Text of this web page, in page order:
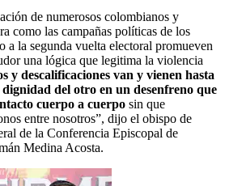
de numerosos colombianos y
como las campañas políticas de los
a la segunda vuelta electoral promueven
una lógica que legitima la violencia
y descalificaciones van y vienen hasta
del otro en un desenfreno que
cuerpo a cuerpo sin que
entre nosotros”, dijo el obispo de
de la Conferencia Episcopal de
Medina Acosta.